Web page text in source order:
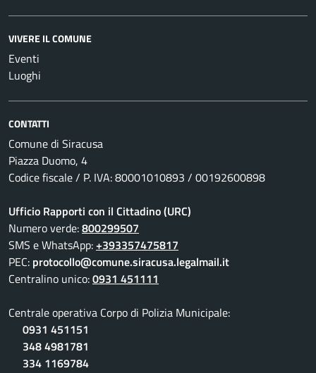
VIVERE IL COMUNE
Eventi
Luoghi
CONTATTI
Comune di Siracusa
Piazza Duomo, 4
Codice fiscale / P. IVA: 80001010893 / 00192600898
Ufficio Rapporti con il Cittadino (URC)
Numero verde:800299507
SMS e WhatsApp:+393357475817
PEC: protocollo@comune.siracusa.legalmail.it
Centralino unico:0931 451111
Centrale operativa Corpo di Polizia Municipale:
0931 451151
348 4981781
334 1169784